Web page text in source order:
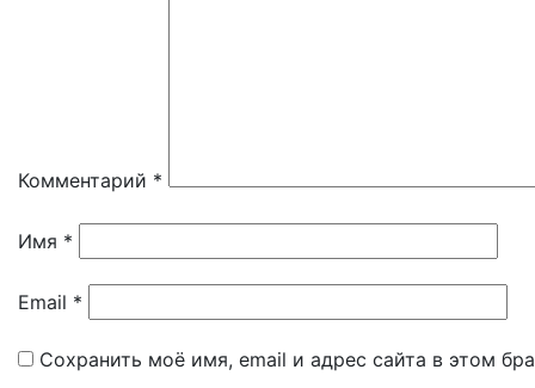
Комментарий *
Имя *
Email *
Сохранить моё имя, email и адрес сайта в этом